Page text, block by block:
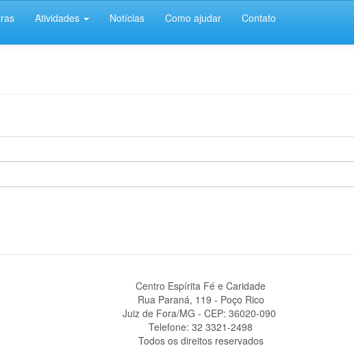
Atividades Notícias Como ajudar Contato
Centro Espírita Fé e Caridade
Rua Paraná, 119 - Poço Rico
Juiz de Fora/MG - CEP: 36020-090 ‎
Telefone: 32 3321-2498
Todos os direitos reservados